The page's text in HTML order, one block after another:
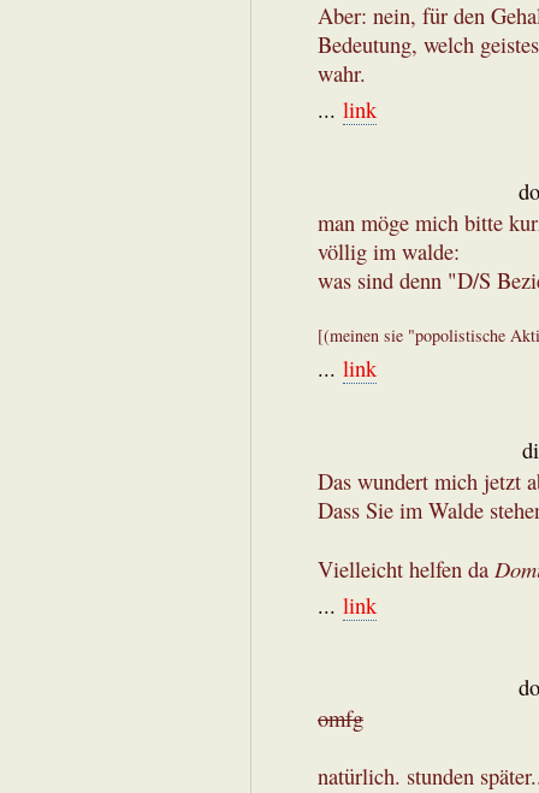
Aber: nein, für den
Bedeutung, welch
wahr.
... link
man möge mich bitte
völlig im walde:
was sind denn "D/S
[(meinen sie "popolistische
... link
Das wundert mich jetzt
Dass Sie im Walde
Vielleicht helfen da
... link
omfg
natürlich. stunden